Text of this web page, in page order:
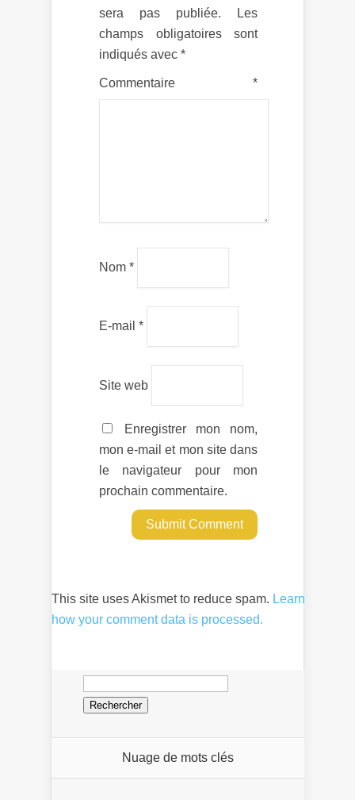
sera pas publiée.
Les
champs obligatoires sont
indiqués avec *
Commentaire *
Nom *
E-mail *
Site web
Enregistrer mon nom,
mon e-mail et mon site dans
le navigateur pour mon
prochain commentaire.
This site uses Akismet to reduce spam. Learn
how your comment data is processed.
Rechercher :
Nuage de mots clés